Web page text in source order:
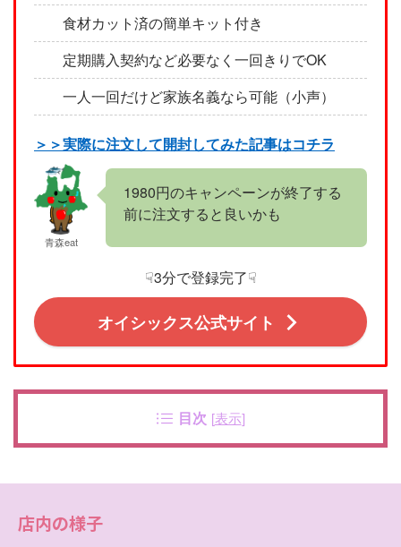
食材カット済の簡単キット付き
定期購入契約など必要なく一回きりでOK
一人一回だけど家族名義なら可能（小声）
＞＞実際に注文して開封してみた記事はコチラ
青森eat
1980円のキャンペーンが終了する
前に注文すると良いかも
☟3分で登録完了☟
オイシックス公式サイト
目次 [表示]
店内の様子